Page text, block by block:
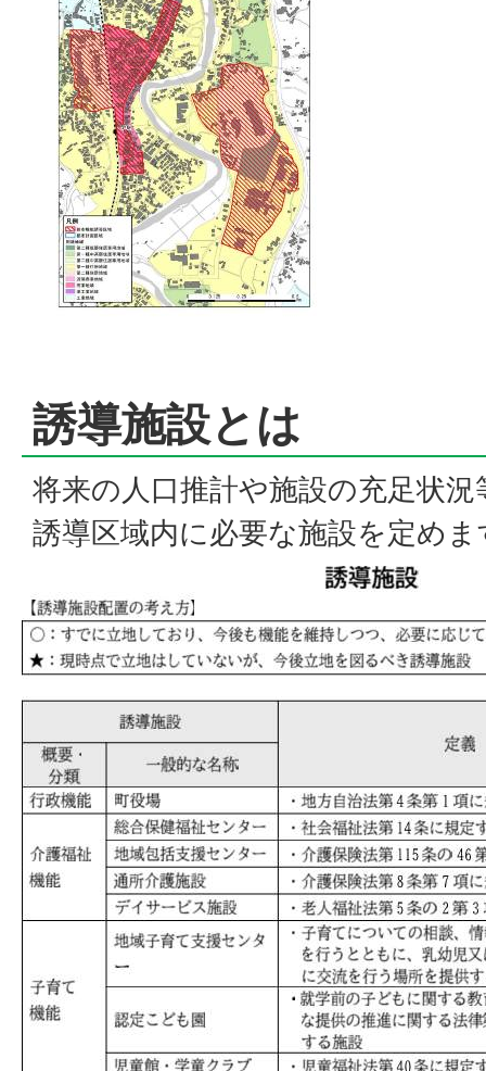
誘導施設とは
将来の人口推計や施設の充足状
誘導区域内に必要な施設を定めま